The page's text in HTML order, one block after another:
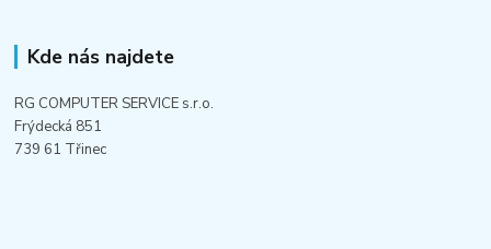
Kde nás najdete
RG COMPUTER SERVICE s.r.o.
Frýdecká 851
739 61 Třinec